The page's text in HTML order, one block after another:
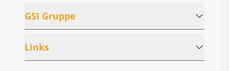
GSI Gruppe
Links